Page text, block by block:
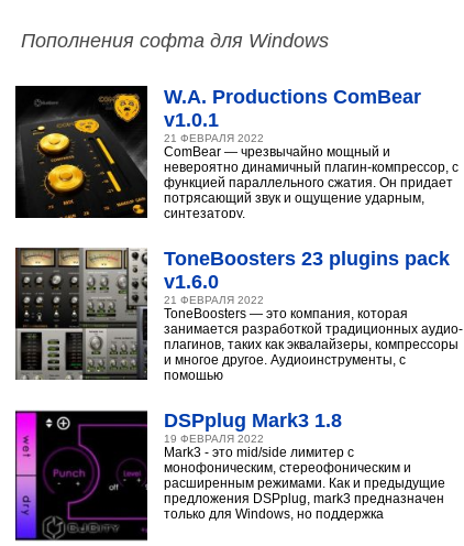
Пополнения софта для Windows
W.A. Productions ComBear
v1.0.1
21 ФЕВРАЛЯ 2022
ComBear — чрезвычайно мощный и
невероятно динамичный плагин-компрессор, с
функцией параллельного сжатия. Он придает
потрясающий звук и ощущение ударным,
синтезатору,
ToneBoosters 23 plugins pack
v1.6.0
21 ФЕВРАЛЯ 2022
ToneBoosters — это компания, которая
занимается разработкой традиционных аудио-
плагинов, таких как эквалайзеры, компрессоры
и многое другое. Аудиоинструменты, с
помощью
DSPplug Mark3 1.8
19 ФЕВРАЛЯ 2022
Mark3 - это mid/side лимитер с
монофоническим, стереофоническим и
расширенным режимами. Как и предыдущие
предложения DSPplug, mark3 предназначен
только для Windows, но поддержка